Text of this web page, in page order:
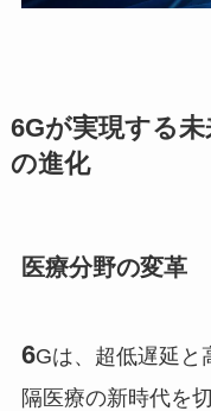
6Gが実現する
の進化
医療分野の変革
6Gは、超低遅延と
隔医療の新時代を